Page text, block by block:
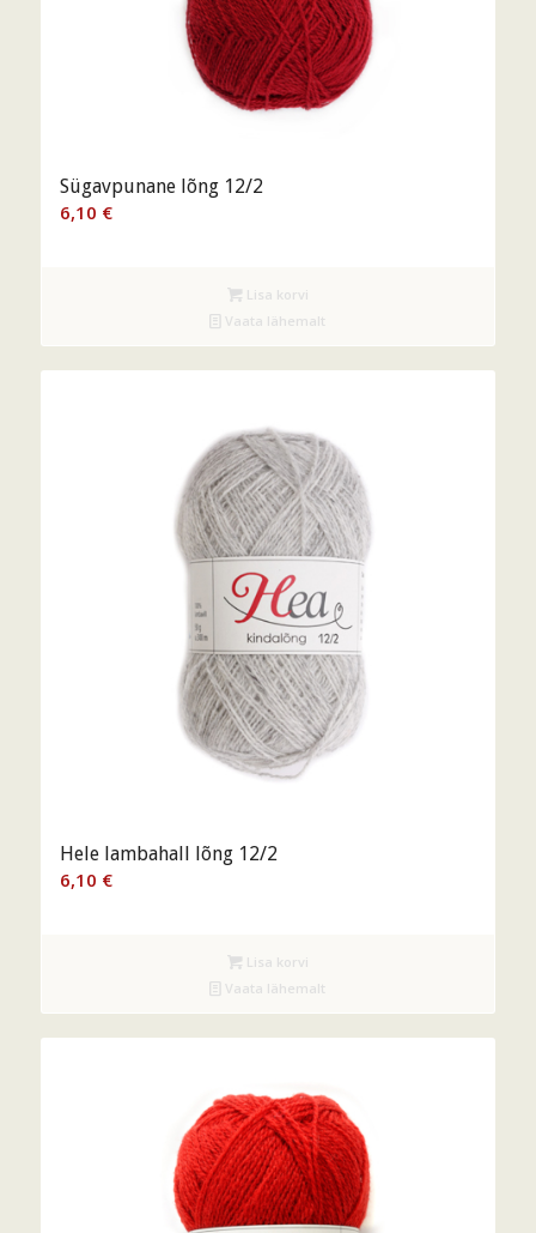
Sügavpunane lõng 12/2
6,10 €
Lisa korvi
Vaata lähemalt
Hele lambahall lõng 12/2
6,10 €
Lisa korvi
Vaata lähemalt